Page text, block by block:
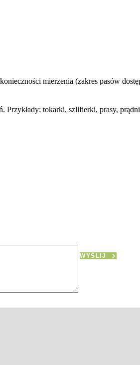
mierzenia (zakres pasów
tokarki, szlifierki, prasy,
WYŚLIJ